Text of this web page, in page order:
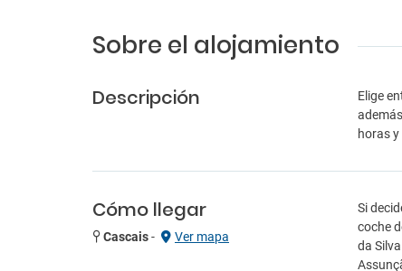
Sobre el alojamiento
Descripción
Elige
horas
Cómo llegar
Cascais- Ver mapa
Si
coche
da